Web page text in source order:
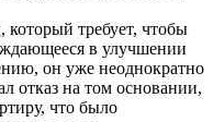
который требует, чтобы
в улучшении
он уже неоднократно
отказ на том основании,
что было